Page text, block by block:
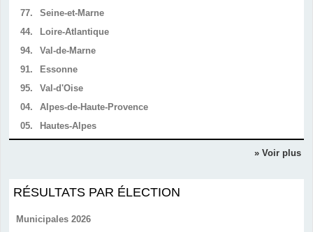
77.
Seine-et-Marne
44.
Loire-Atlantique
94.
Val-de-Marne
91.
Essonne
95.
Val-d'Oise
04.
Alpes-de-Haute-Provence
05.
Hautes-Alpes
» Voir plus
RÉSULTATS PAR ÉLECTION
Municipales 2026